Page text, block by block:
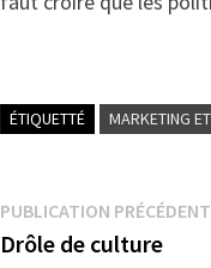
ÉTIQUETTÉ MARKETING
Navigation
PUBLICATION
Drôle de culture